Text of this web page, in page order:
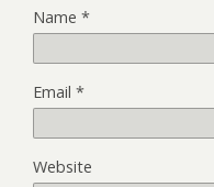
Name *
Email *
Website